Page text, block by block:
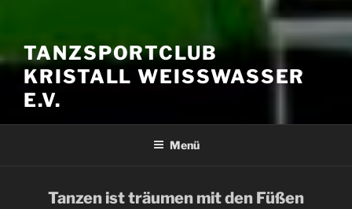
TANZSPORTCLUB
KRISTALL WEISSWASSER E
.V.
Menü
Tanzen ist träumen mit den Füßen